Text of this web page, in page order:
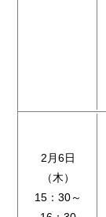
2月6日
（木）
15：30～